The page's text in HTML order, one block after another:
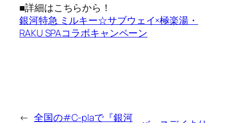
■詳細はこちらから！
銀河特急 ミルキー☆サブウェイ×極楽湯・
RAKU SPAコラボキャンペーン
← 全国の#C-plaで『銀河